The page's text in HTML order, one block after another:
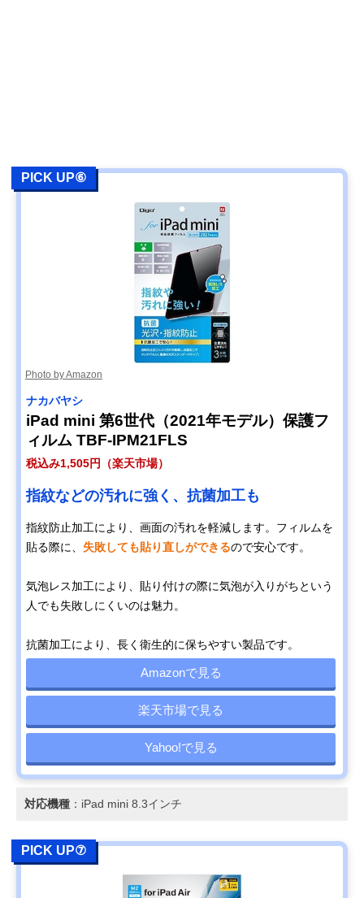
PICK UP⑥
Photo by Amazon
ナカバヤシ
iPad mini 第6世代（2021年モデル）保護フ
ィルム TBF-IPM21FLS
税込み1,505円（楽天市場）
指紋などの汚れに強く、抗菌加工も
指紋防止加工により、画面の汚れを軽減します。フィルムを
貼る際に、 失敗しても貼り直しができるので安心です。
気泡レス加工により、貼り付けの際に気泡が入りがちという
人でも失敗しにくいのは魅力。
抗菌加工により、長く衛生的に保ちやすい製品です。
Amazonで見る
楽天市場で見る
Yahoo!で見る
対応機種 ：iPad mini 8.3インチ
PICK UP⑦